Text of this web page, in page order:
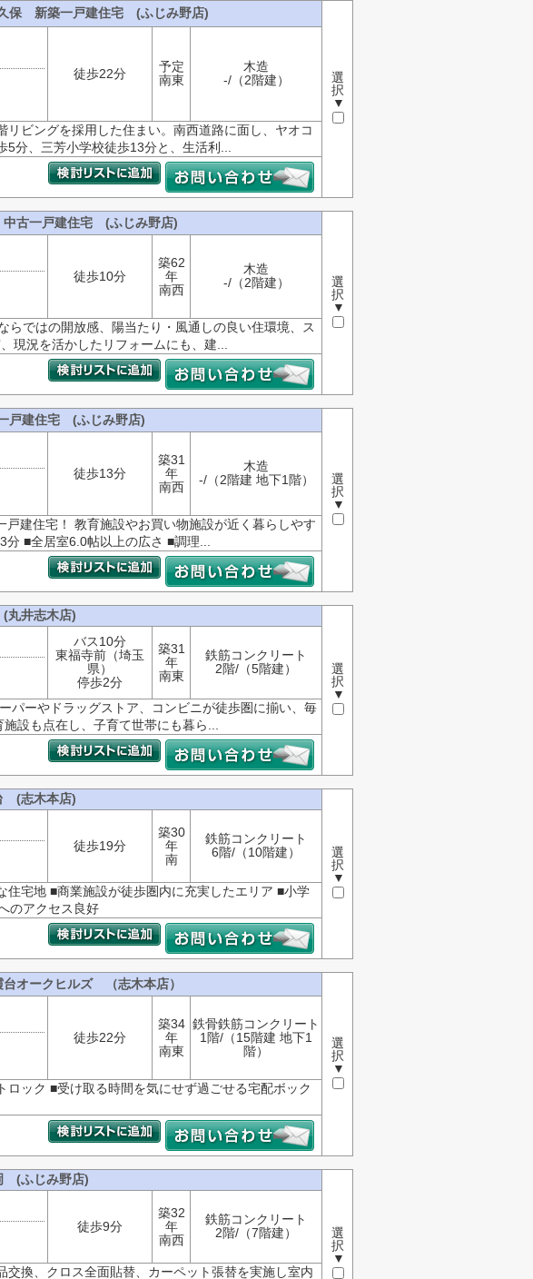
保 新築一戸建住宅 (ふじみ野店)
選
択
▼
徒歩22分
予定
南東
木造
-/（2階建）
ビングを採用した住まい。南西道路に面し、ヤオコ
分、三芳小学校徒歩13分と、生活利...
古一戸建住宅 (ふじみ野店)
選
択
▼
徒歩10分
築62
年
南西
木造
-/（2階建）
らではの開放感、陽当たり・風通しの良い住環境、ス
現況を活かしたリフォームにも、建...
戸建住宅 (ふじみ野店)
選
択
▼
徒歩13分
築31
年
南西
木造
-/（2階建 地下1階）
建住宅！ 教育施設やお買い物施設が近く暮らしやす
■全居室6.0帖以上の広さ ■調理...
丸井志木店)
選
択
▼
バス10分
東福寺前（埼玉
県）
停歩2分
築31
年
南東
鉄筋コンクリート
2階/（5階建）
パーやドラッグストア、コンビニが徒歩圏に揃い、毎
設も点在し、子育て世帯にも暮ら...
(志木本店)
選
択
▼
徒歩19分
築30
年
南
鉄筋コンクリート
6階/（10階建）
宅地 ■商業施設が徒歩圏内に充実したエリア ■小学
のアクセス良好
オークヒルズ （志木本店）
選
択
▼
徒歩22分
築34
年
南東
鉄骨鉄筋コンクリート
1階/（15階建 地下1
階）
ック ■受け取る時間を気にせず過ごせる宅配ボック
(ふじみ野店)
選
択
▼
徒歩9分
築32
年
南西
鉄筋コンクリート
2階/（7階建）
交換、クロス全面貼替、カーペット張替を実施し室内